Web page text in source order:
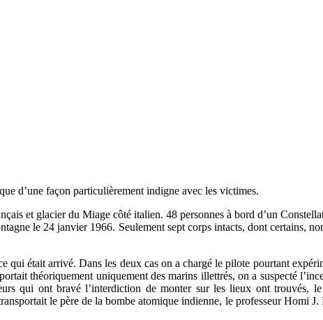
d’une façon particulièrement indigne avec les victimes.
et glacier du Miage côté italien. 48 personnes à bord d’un
le 24 janvier 1966. Seulement sept corps intacts, dont certains,
qui était arrivé. Dans les deux cas on a chargé le pilote pourtant
théoriquement uniquement des marins illettrés, on a suspecté
qui ont bravé l’interdiction de monter sur les lieux ont trouvés,
le père de la bombe atomique indienne, le professeur Homi